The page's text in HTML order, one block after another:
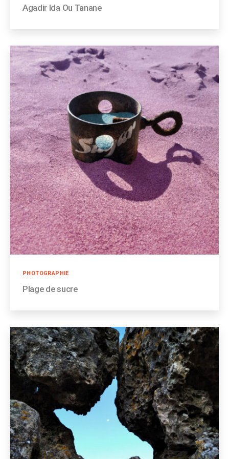
Agadir Ida Ou Tanane
Catégories
PHOTOGRAPHIE
Plage de sucre